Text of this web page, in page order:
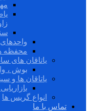
واحدهای
محفظه
یاتاقان های
بوش ،
یاتاقان ها و
انواع گریس ها
تماس با ما